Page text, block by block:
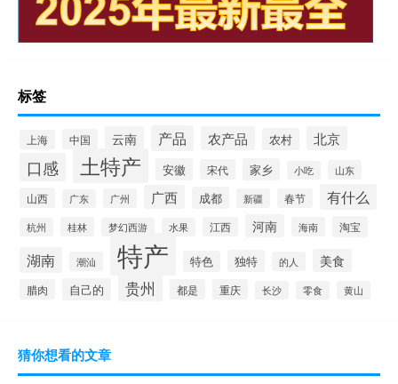
标签
上海 中国 云南 产品 农产品 农村 北京
口感 土特产 安徽 宋代 家乡 小吃 山东
山西 广东 广州 广西 成都 新疆 春节 有什么
杭州 桂林 梦幻西游 水果 江西 河南 海南 淘宝
湖南 潮汕 特产 特色 独特 的人 美食
腊肉 自己的 贵州 都是 重庆 长沙 零食 黄山
猜你想看的文章